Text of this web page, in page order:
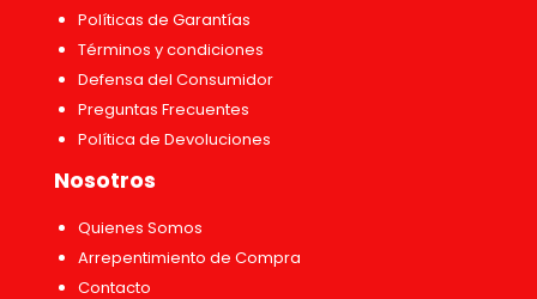
Políticas de Garantías
Términos y condiciones
Defensa del Consumidor
Preguntas Frecuentes
Política de Devoluciones
Nosotros
Quienes Somos
Arrepentimiento de Compra
Contacto